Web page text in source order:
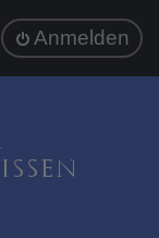
Anmelden